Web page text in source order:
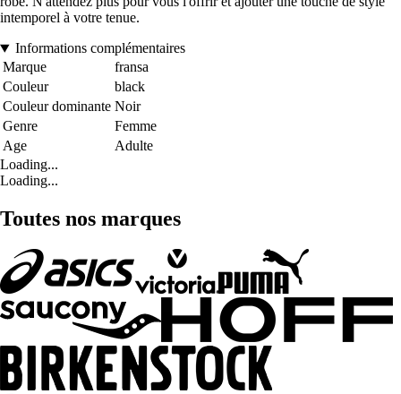
intemporel à votre tenue.
Informations complémentaires
Marque
fransa
Couleur
black
Couleur dominante Noir
Genre
Femme
Age
Adulte
Loading...
Loading...
Toutes nos marques